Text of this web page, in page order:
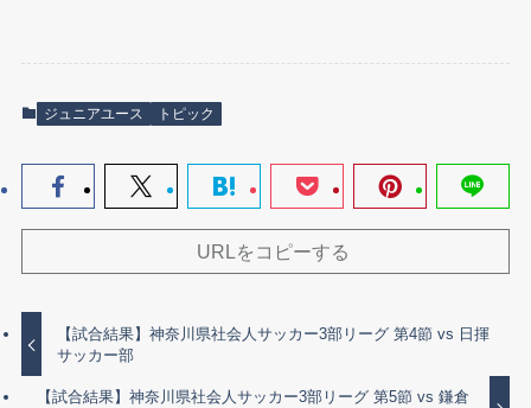
ジュニアユース トピック
URLをコピーする
【試合結果】神奈川県社会人サッカー3部リーグ 第4節 vs 日揮
サッカー部
【試合結果】神奈川県社会人サッカー3部リーグ 第5節 vs 鎌倉